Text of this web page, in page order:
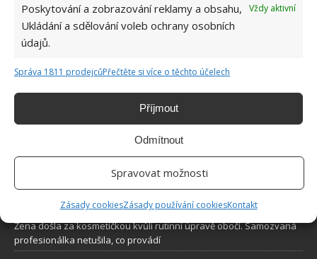
Poskytování a zobrazování reklamy a obsahu,
Ukládání a sdělování voleb ochrany osobních
údajů.
Vždy aktivní
Správa 1811 prodejcůPřečtěte si více o těchto účelech
Příjmout
Odmítnout
Spravovat možnosti
Zásady cookiesZásady používání cookiesKontakt
Sháníte zajímavé tipy jak vylepšit Váš domov? Originální nápady,
aktuální trendy, praktické rady i inspirativní fotografie najdete na
stránkách internetového magazínu
3letý chlapec zmizí v lese a je 2 noci nezvěstný. Policisté mají husí
kůži, když jim řekne, kdo se o něho postaral
Ze zástupkyně šerifa se stala hrdinka. Kamera zachytila záchranu
chlapce, který zkolaboval na hřišti
Diváci si mysleli, že 16 krasobruslařek na ledu snad ani být nechce.
Nakonec celý stadion zíral úžasem
Žena došla za kosmetičkou kvůli rutinní úpravě obočí. Samozvaná
profesionálka netušila, co provádí